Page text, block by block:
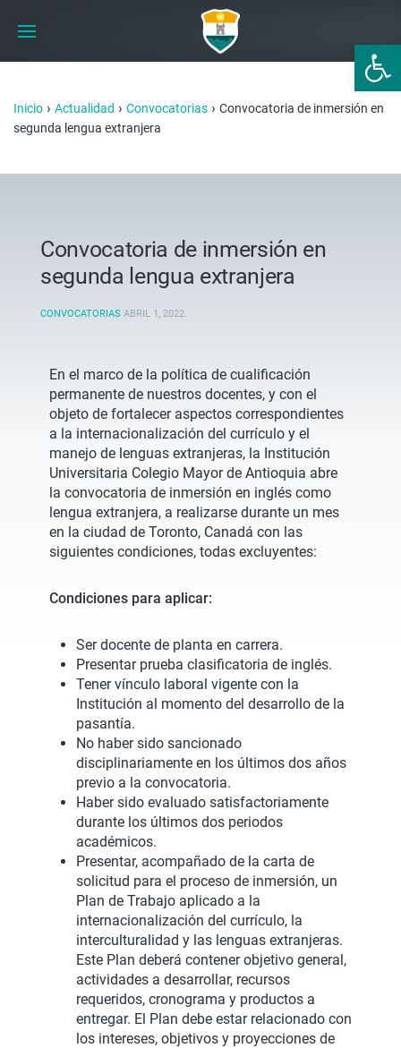
Abrir
Inicio › Actualidad › Convocatorias › Convocatoria de inmersión en
segunda lengua extranjera
Convocatoria de inmersión en
segunda lengua extranjera
CONVOCATORIAS ABRIL 1, 2022.
En el marco de la política de cualificación
permanente de nuestros docentes, y con el
objeto de fortalecer aspectos correspondientes
a la internacionalización del currículo y el
manejo de lenguas extranjeras, la Institución
Universitaria Colegio Mayor de Antioquia abre
la convocatoria de inmersión en inglés como
lengua extranjera, a realizarse durante un mes
en la ciudad de Toronto, Canadá con las
siguientes condiciones, todas excluyentes:
Condiciones para aplicar:
Ser docente de planta en carrera.
Presentar prueba clasificatoria de inglés.
Tener vínculo laboral vigente con la
Institución al momento del desarrollo de la
pasantía.
No haber sido sancionado
disciplinariamente en los últimos dos años
previo a la convocatoria.
Haber sido evaluado satisfactoriamente
durante los últimos dos periodos
académicos.
Presentar, acompañado de la carta de
solicitud para el proceso de inmersión, un
Plan de Trabajo aplicado a la
internacionalización del currículo, la
interculturalidad y las lenguas extranjeras.
Este Plan deberá contener objetivo general,
actividades a desarrollar, recursos
requeridos, cronograma y productos a
entregar. El Plan debe estar relacionado con
los intereses, objetivos y proyecciones de